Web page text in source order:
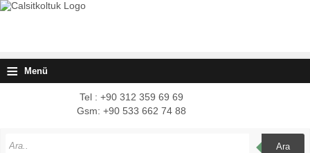
≡ Menü
Tel : +90 312 359 69 69
Gsm: +90 533 662 74 88
Ara